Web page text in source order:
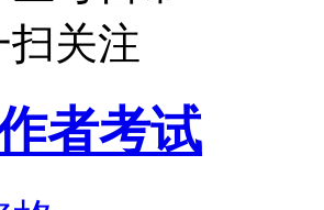
关注
者考试